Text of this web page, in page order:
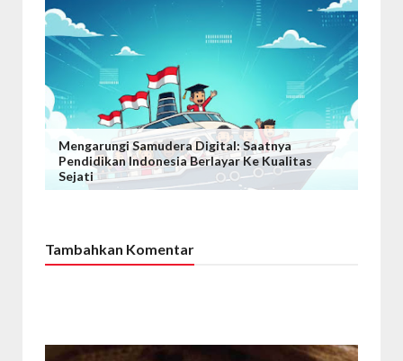
Mengarungi Samudera Digital: Saatnya
Pendidikan Indonesia Berlayar Ke Kualitas
Sejati
Tambahkan Komentar